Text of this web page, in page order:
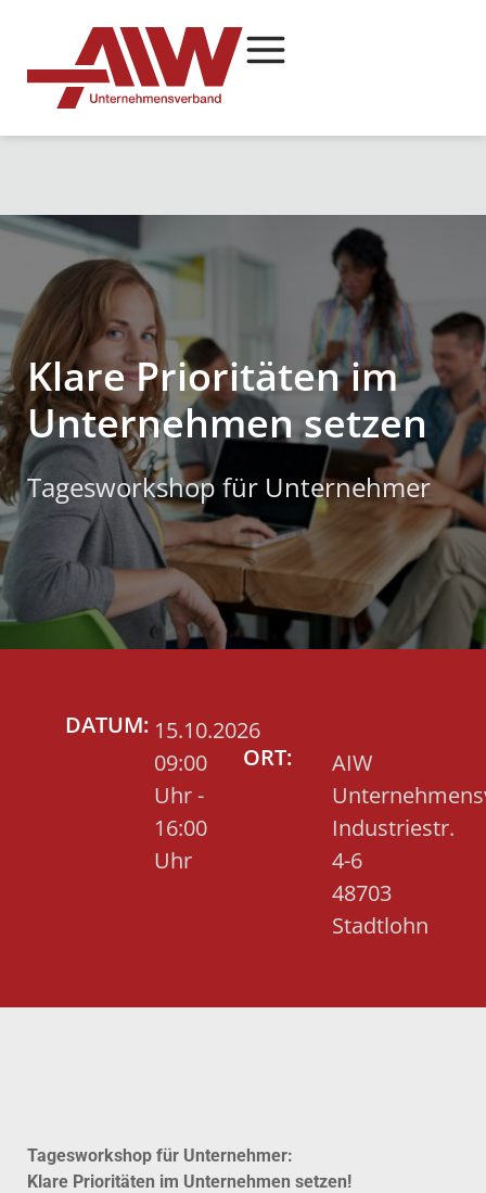
Klare Prioritäten im
Unternehmen setzen
Tagesworkshop für Unternehmer
DATUM: 15.10.2026
09:00
Uhr -
16:00
Uhr
ORT:
AIW
Industriestr.
4-6
48703
Stadtlohn
Tagesworkshop für Unternehmer:
Klare Prioritäten im Unternehmen setzen!